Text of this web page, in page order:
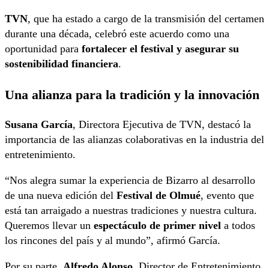
TVN, que ha estado a cargo de la transmisión del certamen
durante una década, celebró este acuerdo como una
oportunidad para fortalecer el festival y asegurar su
sostenibilidad financiera.
Una alianza para la tradición y la innovación
Susana García, Directora Ejecutiva de TVN, destacó la
importancia de las alianzas colaborativas en la industria del
entretenimiento.
“Nos alegra sumar la experiencia de Bizarro al desarrollo
de una nueva edición del Festival de Olmué, evento que
está tan arraigado a nuestras tradiciones y nuestra cultura.
Queremos llevar un espectáculo de primer nivel a todos
los rincones del país y al mundo”, afirmó García.